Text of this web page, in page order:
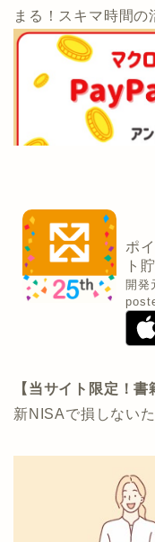
まる！スキマ時間の
ポ
ト
開発
【当サイト限定！
新NISAで損しない